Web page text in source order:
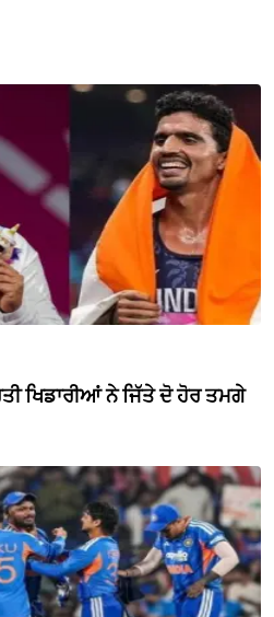
ਖਿਡਾਰੀਆਂ ਨੇ ਜਿੱਤੇ ਦੋ ਹੋਰ ਤਮਗੇ